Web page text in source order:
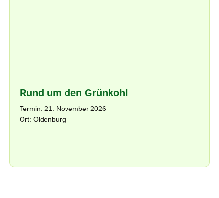
Rund um den Grünkohl
Termin: 21. November 2026
Ort: Oldenburg